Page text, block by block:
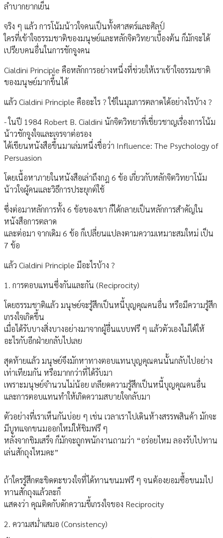
ลำบากยากเย็น
จริง ๆ แล้ว การโน้มน้าวใจคนเป็นทั้งศาสตร์และศิลป์
ใครที่เข้าใจธรรมชาติของมนุษย์และหลักจิตวิทยาเบื้องต้น ก็มักจะได้
เปรียบคนอื่นในการชักจูงคน
Cialdini Principle คือหลักการอย่างหนึ่งที่ช่วยให้เราเข้าใจธรรมชาติ
ของมนุษย์มากขึ้นได้
แล้ว Cialdini Principle คืออะไร ? ใช้ในมุมการตลาดได้อย่างไรบ้าง ?
- ในปี 1984 Robert B. Cialdini นักจิตวิทยาที่เชี่ยวชาญเรื่องการโน้ม
น้าวชักจูงใจและเจรจาต่อรอง
ได้เขียนหนังสือขึ้นมาเล่มหนึ่งชื่อว่า Influence: The Psychology of
Persuasion
โดยเนื้อหาภายในหนังสือเล่าถึงกฎ 6 ข้อ เกี่ยวกับหลักจิตวิทยาโน้ม
น้าวใจผู้คนและวิธีการประยุกต์ใช้
ซึ่งต่อมาหลักการทั้ง 6 ข้อของเขา ก็ได้กลายเป็นหลักการสำคัญใน
หนังสือการตลาด
และต่อมา จากเดิม 6 ข้อ ก็เปลี่ยนแปลงตามความเหมาะสมใหม่ เป็น
7 ข้อ
แล้ว Cialdini Principle มีอะไรบ้าง ?
1. การตอบแทนซึ่งกันและกัน (Reciprocity)
โดยธรรมชาติแล้ว มนุษย์จะรู้สึกเป็นหนี้บุญคุณคนอื่น หรือมีความรู้สึก
เกรงใจเกิดขึ้น
เมื่อได้รับบางสิ่งบางอย่างมาจากผู้อื่นแบบฟรี ๆ แล้วตัวเองไม่ได้ให้
อะไรกับอีกฝ่ายกลับไปเลย
สุดท้ายแล้ว มนุษย์จึงมักหาทางตอบแทนบุญคุณคนนั้นกลับไปอย่าง
เท่าเทียมกัน หรือมากกว่าที่ได้รับมา
เพราะมนุษย์จำนวนไม่น้อย เกลียดความรู้สึกเป็นหนี้บุญคุณคนอื่น
และการตอบแทนทำให้เกิดความสบายใจกลับมา
ตัวอย่างที่เราเห็นกันบ่อย ๆ เช่น เวลาเราไปเดินห้างสรรพสินค้า มักจะ
มีบูทแจกขนมออกใหม่ให้ชิมฟรี ๆ
หลังจากชิมเสร็จ ก็มักจะถูกพนักงานถามว่า “อร่อยไหม ลองรับไปทาน
เล่นสักถุงไหมคะ”
ถ้าใครรู้สึกตะขิดตะขวงใจที่ได้ทานขนมฟรี ๆ จนต้องยอมซื้อขนมไป
ทานสักถุงแล้วละก็
แสดงว่า คุณติดกับดักความขี้เกรงใจของ Reciprocity
2. ความสม่ำเสมอ (Consistency)